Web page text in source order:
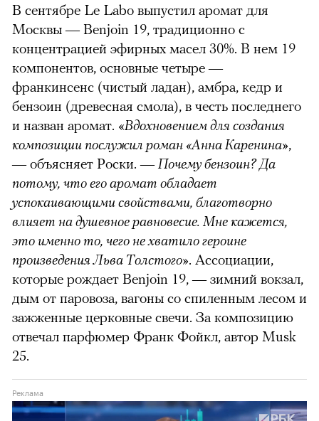
В сентябре Le Labo выпустил аромат для
Москвы — Benjoin 19, традиционно с
концентрацией эфирных масел 30%. В нем 19
компонентов, основные четыре —
франкинсенс (чистый ладан), амбра, кедр и
бензоин (древесная смола), в честь последнего
и назван аромат. «Вдохновением для создания
композиции послужил роман «Анна Каренина»,
— объясняет Роски. — Почему бензоин? Да
потому, что его аромат обладает
успокаивающими свойствами, благотворно
влияет на душевное равновесие. Мне кажется,
это именно то, чего не хватило героине
произведения Льва Толстого». Ассоциации,
которые рождает Benjoin 19, — зимний вокзал,
дым от паровоза, вагоны со спиленным лесом и
зажженные церковные свечи. За композицию
отвечал парфюмер Франк Фойкл, автор Musk
25.
можно через